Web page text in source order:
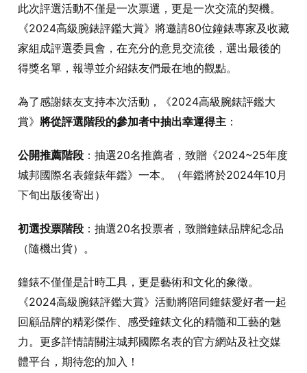
此次評選活動不僅是一次票選，更是一次交流的契機。
《2024高級腕錶評鑑大賞》將邀請80位鐘錶專家及收藏
家組成評選委員會，在充分的意見交流後，選出最後的
得獎名單，報導並介紹錶友們最在地的觀點。
為了感謝錶友支持本次活動，《2024高級腕錶評鑑大
賞》 將從評選階段的參加者中抽出幸運得主 ：
公開推薦階段 ：抽選20名推薦者，致贈《2024~25年度
城邦國際名表鐘錶年鑑》一本。（年鑑將於2024年10月
下旬出版後寄出）
初選投票階段 ：抽選20名投票者，致贈鐘錶品牌紀念品
（隨機出貨）。
鐘錶不僅僅是計時工具，更是藝術和文化的象徵。
《2024高級腕錶評鑑大賞》活動將陪同鐘錶愛好者一起
回顧品牌的精彩傑作、感受鐘錶文化的精髓和工藝的魅
力。更多詳情請關注城邦國際名表的官方網站及社交媒
體平台，期待您的加入！